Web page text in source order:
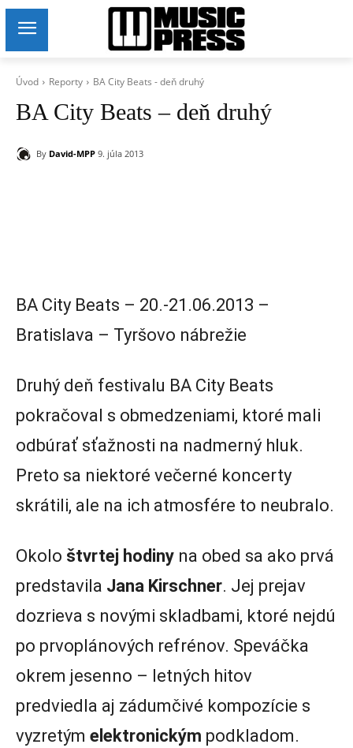
Úvod Reporty BA City Beats - deň druhý
BA City Beats – deň druhý
By David-MPP 9. júla 2013
BA City Beats – 20.-21.06.2013 –
Bratislava – Tyršovo nábrežie
Druhý deň festivalu BA City Beats
pokračoval s obmedzeniami, ktoré mali
odbúrať sťažnosti na nadmerný hluk.
Preto sa niektoré večerné koncerty
skrátili, ale na ich atmosfére to neubralo.
Okolo štvrtej hodiny na obed sa ako prvá
predstavila Jana Kirschner. Jej prejav
dozrieva s novými skladbami, ktoré nejdú
po prvoplánových refrénov. Speváčka
okrem jesenno – letných hitov
predviedla aj zádumčivé kompozície s
vyzretým elektronickým podkladom.